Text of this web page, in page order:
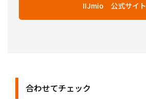
IIJmio 公式サイト
合わせてチェック